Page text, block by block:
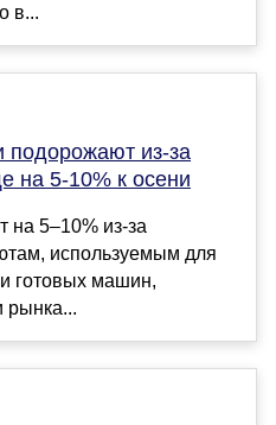
в...
подорожают из-за
на 5-10% к осени
5–10% из-за
используемым для
готовых машин,
рынка...